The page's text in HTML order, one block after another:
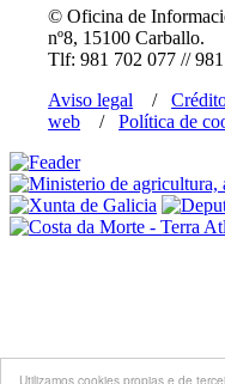
Utilizamos cookies propias e de
© Oficina de
nº8, 15100 Carballo.
Tlf: 981 702 077 //
Aviso legal /
web /Política de